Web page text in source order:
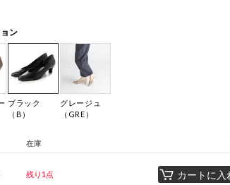
ン
ブラック
（B）
グレージュ
（GRE）
在庫
残り1点 カートに入